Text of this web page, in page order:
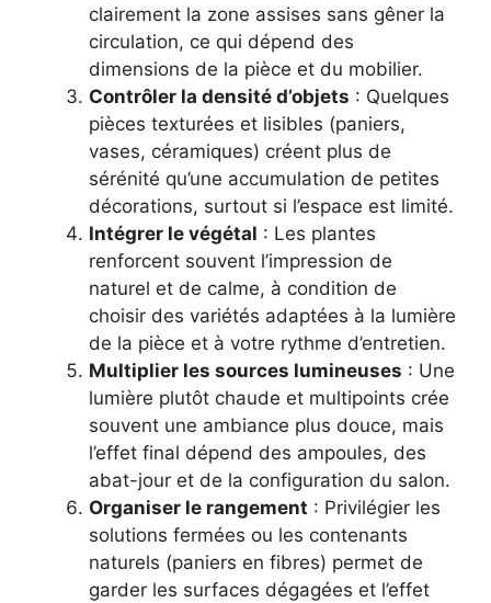
clairement la zone assises sans gêner la
circulation, ce qui dépend des
dimensions de la pièce et du mobilier.
Contrôler la densité d’objets : Quelques
pièces texturées et lisibles (paniers,
vases, céramiques) créent plus de
sérénité qu’une accumulation de petites
décorations, surtout si l’espace est limité.
Intégrer le végétal : Les plantes
renforcent souvent l’impression de
naturel et de calme, à condition de
choisir des variétés adaptées à la lumière
de la pièce et à votre rythme d’entretien.
Multiplier les sources lumineuses : Une
lumière plutôt chaude et multipoints crée
souvent une ambiance plus douce, mais
l’effet final dépend des ampoules, des
abat-jour et de la configuration du salon.
Organiser le rangement : Privilégier les
solutions fermées ou les contenants
naturels (paniers en fibres) permet de
garder les surfaces dégagées et l’effet